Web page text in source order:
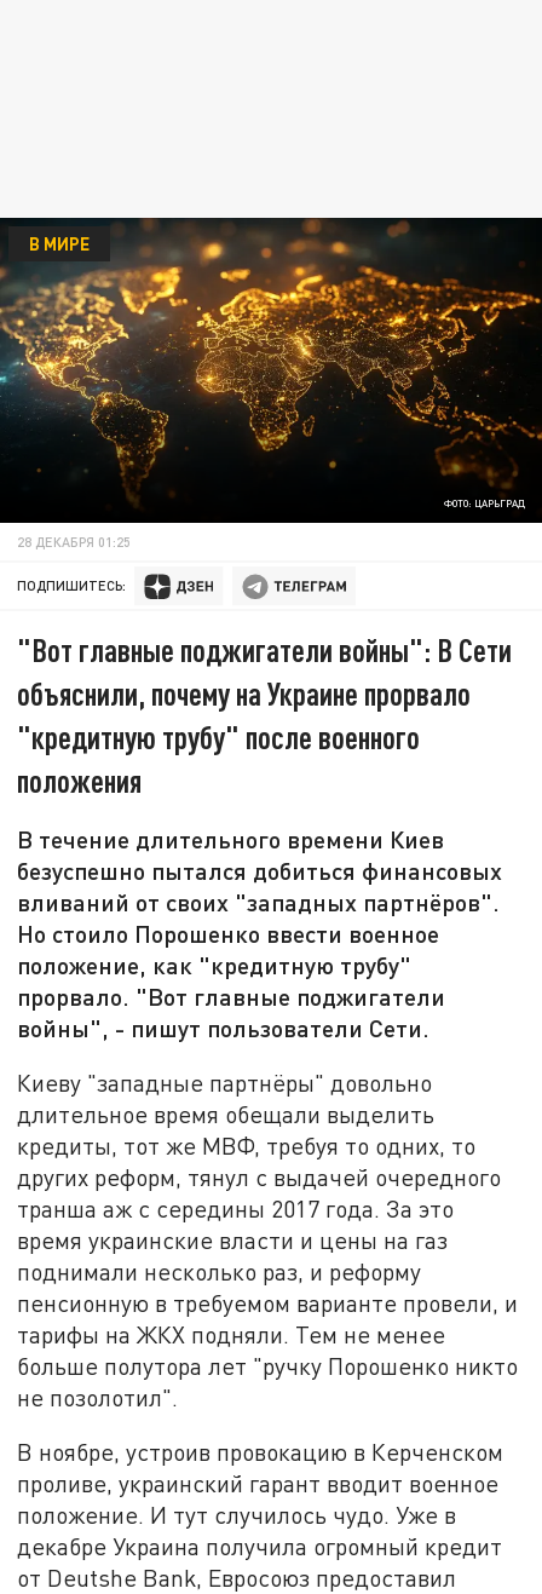
ФОТО: ЦАРЬГРАД
В МИРЕ
28 ДЕКАБРЯ 01:25
ПОДПИШИТЕСЬ:
"Вот главные поджигатели войны": В Сети
объяснили, почему на Украине прорвало
"кредитную трубу" после военного
положения
В течение длительного времени Киев
безуспешно пытался добиться финансовых
вливаний от своих "западных партнёров".
Но стоило Порошенко ввести военное
положение, как "кредитную трубу"
прорвало. "Вот главные поджигатели
войны", - пишут пользователи Сети.
Киеву "западные партнёры" довольно
длительное время обещали выделить
кредиты, тот же МВФ, требуя то одних, то
других реформ, тянул с выдачей очередного
транша аж с середины 2017 года. За это
время украинские власти и цены на газ
поднимали несколько раз, и реформу
пенсионную в требуемом варианте провели, и
тарифы на ЖКХ подняли. Тем не менее
больше полутора лет "ручку Порошенко никто
не позолотил".
В ноябре, устроив провокацию в Керченском
проливе, украинский гарант вводит военное
положение. И тут случилось чудо. Уже в
декабре Украина получила огромный кредит
от Deutshe Bank, Евросоюз предоставил